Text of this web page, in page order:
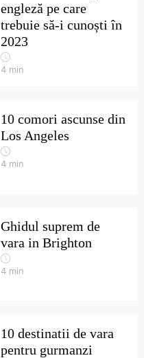
engleză pe care
trebuie să-i cunoști în
2023
4 min
10 comori ascunse din
Los Angeles
4 min
Ghidul suprem de
vara in Brighton
4 min
10 destinatii de vara
pentru gurmanzi